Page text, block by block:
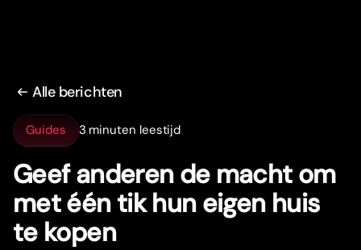
Alle berichten
Guides 3 minuten leestijd
Geef anderen de macht om
met één tik hun eigen huis
te kopen